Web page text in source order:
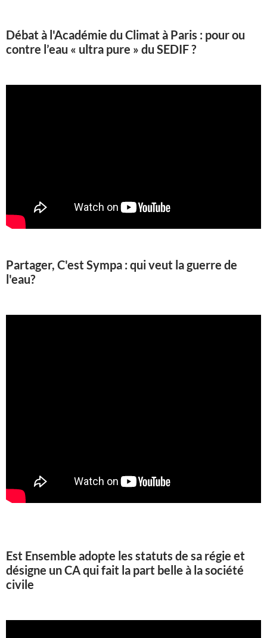
Débat à l'Académie du Climat à Paris : pour ou
contre l’eau « ultra pure » du SEDIF ?
Partager, C'est Sympa : qui veut la guerre de
l'eau?
Est Ensemble adopte les statuts de sa régie et
désigne un CA qui fait la part belle à la société
civile